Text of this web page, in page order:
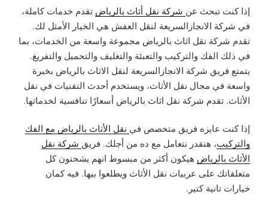
إذا كنت تبحث عن شركة نقل أثاث بالرياض تقدم خدمات كاملة،
في شركة الانجازالسريعة لنقل العفش هي الخيار الأمثل لك.
تقدم شركة نقل اثاث بالرياض مجموعة واسعة من الخدمات، بما
في ذلك الفك والتركيب والتعبئة والتغليف والتحميل والتفريغ.
يتمتع فريق شركة الانجازالسريعة لنقل الاثاث بالرياض بخبرة
واسعة في مجال نقل الأثاث، ويستخدم أحدث التقنيات في نقل
الأثاث. تقدم شركة نقل اثاث بالرياض أسعارًا تنافسية لخدماتها.
إذا كنت عايزه فريق متخصص في نقل الأثاث بالرياض مع الفك
والتركيب، هنقدر نتعامل مع ده من أجلك. فريق شركة نقل
الأثاث بالرياض هيكون أكثر من مبسوط انهم يشحنون كل
متعلقاتك على عربيات نقل الأثاث ويطلعوا بيها. فيه كمان
خيارات تانية كتير.